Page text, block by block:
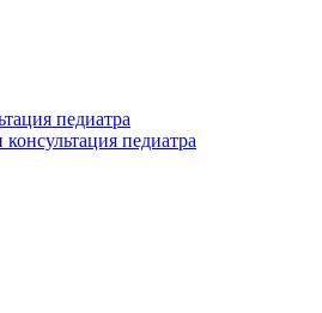
педиатра
педиатра